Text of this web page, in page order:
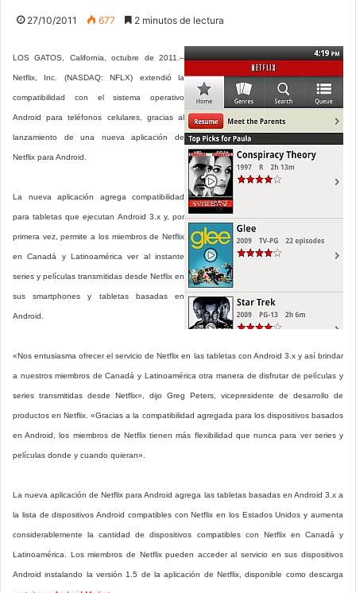
27/10/2011 677 2 minutos de lectura
LOS GATOS, California, octubre de 2011.–
Netflix, Inc. (NASDAQ: NFLX) extendió la
compatibilidad con el sistema operativo
Android para teléfonos celulares, gracias al
lanzamiento de una nueva aplicación de
Netflix para Android.
La nueva aplicación agrega compatibilidad
para tabletas que ejecutan Android 3.x y, por
primera vez, permite a los miembros de Netflix
en Canadá y Latinoamérica ver al instante
series y películas transmitidas desde Netflix en
sus smartphones y tabletas basadas en
Android.
«Nos entusiasma ofrecer el servicio de Netflix en las tabletas con Android 3.x y así brindar
a nuestros miembros de Canadá y Latinoamérica otra manera de disfrutar de películas y
series transmitidas desde Netflix», dijo Greg Peters, vicepresidente de desarrollo de
productos en Netflix. «Gracias a la compatibilidad agregada para los dispositivos basados
en Android, los miembros de Netflix tienen más flexibilidad que nunca para ver series y
películas donde y cuando quieran».
La nueva aplicación de Netflix para Android agrega las tabletas basadas en Android 3.x a
la lista de dispositivos Android compatibles con Netflix en los Estados Unidos y aumenta
considerablemente la cantidad de dispositivos compatibles con Netflix en Canadá y
Latinoamérica. Los miembros de Netflix pueden acceder al servicio en sus dispositivos
Android instalando la versión 1.5 de la aplicación de Netflix, disponible como descarga